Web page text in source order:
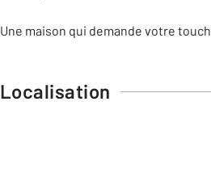
Une maison qui demande votre
Localisation